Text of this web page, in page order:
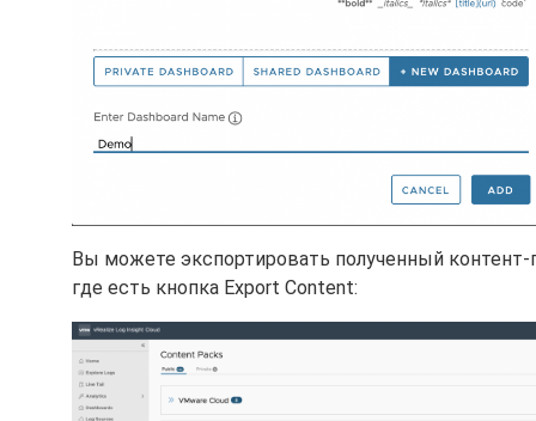
Вы можете экспортировать полученный
где есть кнопка Export Content: